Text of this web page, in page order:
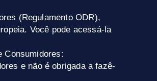
(Regulamento ODR),
Você pode acessá-la
Consumidores:
e não é obrigada a fazê-